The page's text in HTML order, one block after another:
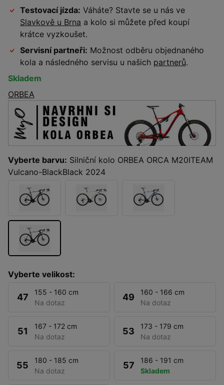
Testovací jízda: Váháte? Stavte se u nás ve
Slavkově u Brna a kolo si můžete před koupí
krátce vyzkoušet.
Servisní partneři: Možnost odběru objednaného
kola a následného servisu u našich partnerů.
Skladem
ORBEA
Vyberte barvu: Silniční kolo ORBEA ORCA M20ITEAM
Vulcano-BlackBlack 2024
Vyberte velikost:
47
155 - 160 cm
Na dotaz
49
160 - 166 cm
Na dotaz
51
167 - 172 cm
Na dotaz
53
173 - 179 cm
Na dotaz
55
180 - 185 cm
Na dotaz
57
186 - 191 cm
Skladem